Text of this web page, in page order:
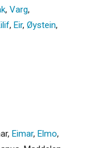
, Varg,
, Eir, Øystein,
, Eimar, Elmo,